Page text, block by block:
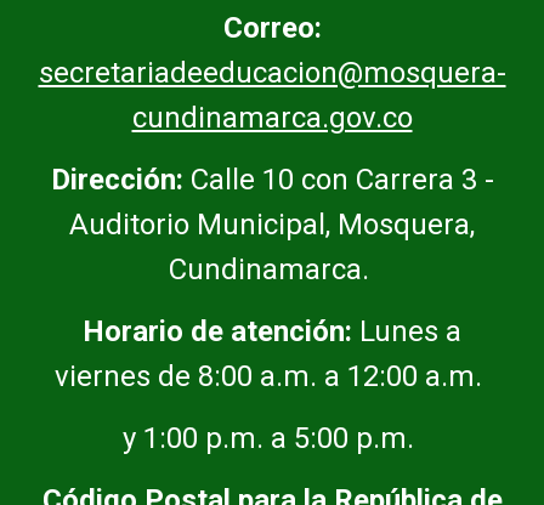
Correo:
secretariadeeducacion@mosquera-
cundinamarca.gov.co
Dirección: Calle 10 con Carrera 3 -
Auditorio Municipal, Mosquera,
Cundinamarca.
Horario de atención: Lunes a
viernes de 8:00 a.m. a 12:00 a.m.
y 1:00 p.m. a 5:00 p.m.